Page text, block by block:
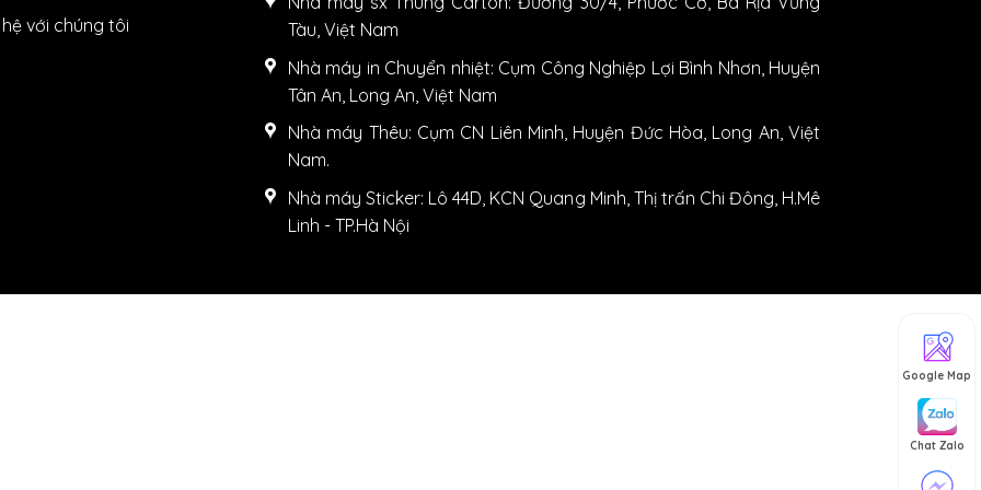
Google Map
Chat Zalo
hệ với chúng tôi
Tàu, Việt Nam
Nhà máy in Chuyển nhiệt: Cụm Công Nghiệp Lợi Bình Nhơn, Huyện
Tân An, Long An, Việt Nam
Nhà máy Thêu: Cụm CN Liên Minh, Huyện Đức Hòa, Long An, Việt
Nam.
Nhà máy Sticker: Lô 44D, KCN Quang Minh, Thị trấn Chi Đông, H.Mê
Linh - TP.Hà Nội